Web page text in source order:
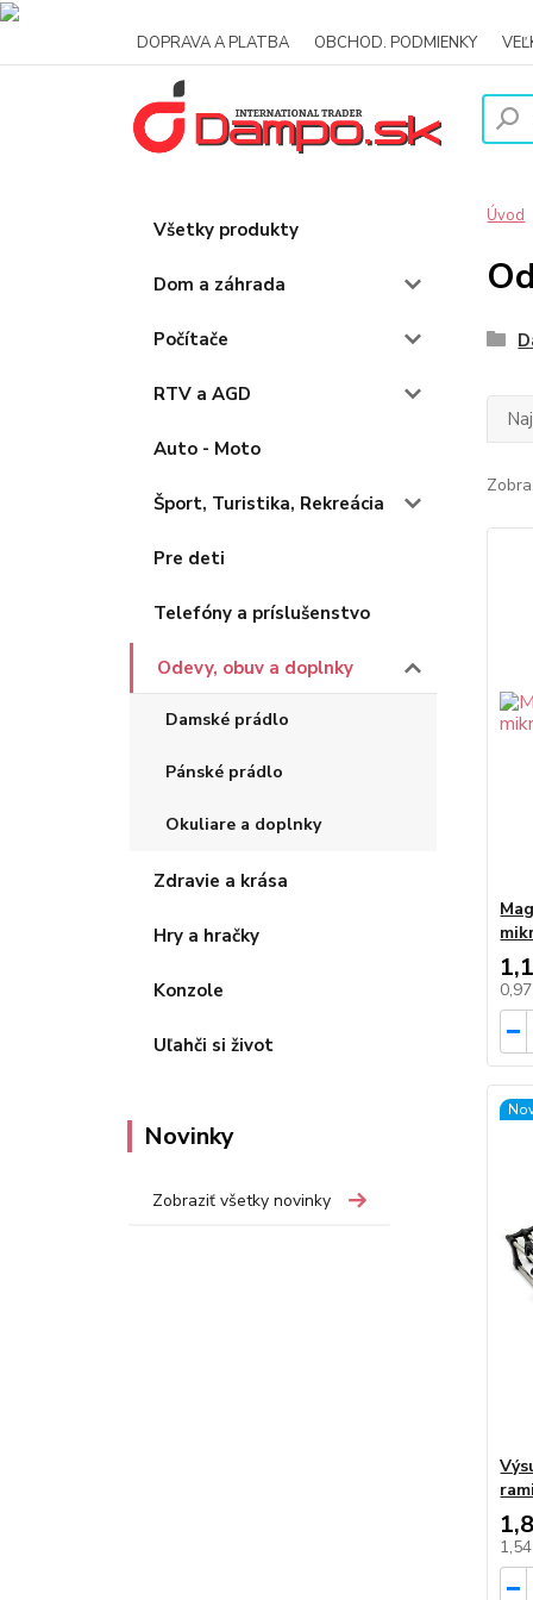
DOPRAVA A PLATBA OBCHOD. PODMIENKY
Všetky produkty
Dom a záhrada
Počítače
RTV a AGD
Auto - Moto
Šport, Turistika, Rekreácia
Pre deti
Telefóny a príslušenstvo
Odevy, obuv a doplnky
Damské prádlo
Pánské prádlo
Okuliare a doplnky
Zdravie a krása
Hry a hračky
Konzole
Uľahči si život
Novinky
Zobraziť všetky novinky
Úvod